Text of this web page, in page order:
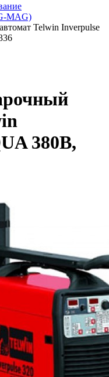
MAG)
Telwin Inverpulse
380В,